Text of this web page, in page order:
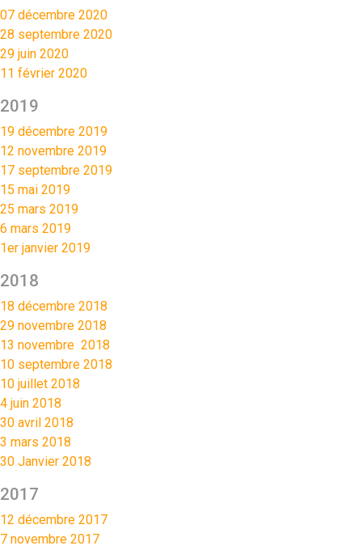
07 décembre 2020
28 septembre 2020
29 juin 2020
11 février 2020
2019
19 décembre 2019
12 novembre 2019
17 septembre 2019
15 mai 2019
25 mars 2019
6 mars 2019
1er janvier 2019
2018
18 décembre 2018
29 novembre 2018
13 novembre 2018
10 septembre 2018
10 juillet 2018
4 juin 2018
30 avril 2018
3 mars 2018
30 Janvier 2018
2017
12 décembre 2017
7 novembre 2017